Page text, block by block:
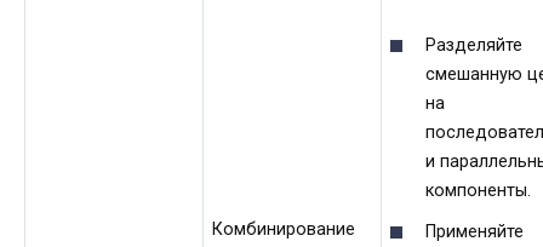
Комбинирование
Разделяйте
смешанную
на
и
компоненты.
Применяйте